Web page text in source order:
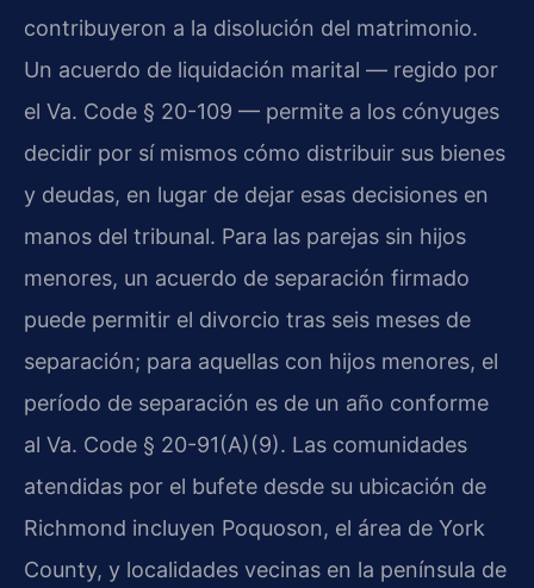
contribuyeron a la disolución del matrimonio.
Un acuerdo de liquidación marital — regido por
el Va. Code § 20-109 — permite a los cónyuges
decidir por sí mismos cómo distribuir sus bienes
y deudas, en lugar de dejar esas decisiones en
manos del tribunal. Para las parejas sin hijos
menores, un acuerdo de separación firmado
puede permitir el divorcio tras seis meses de
separación; para aquellas con hijos menores, el
período de separación es de un año conforme
al Va. Code § 20-91(A)(9). Las comunidades
atendidas por el bufete desde su ubicación de
Richmond incluyen Poquoson, el área de York
County, y localidades vecinas en la península de